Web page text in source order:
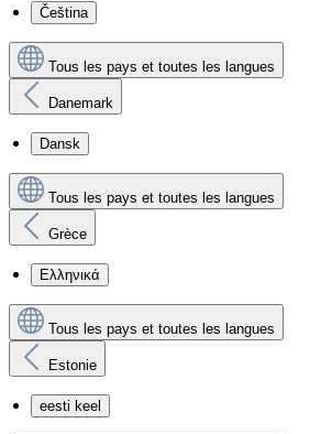
Čeština
Tous les pays et toutes les langues
Danemark
Dansk
Tous les pays et toutes les langues
Grèce
Ελληνικά
Tous les pays et toutes les langues
Estonie
eesti keel